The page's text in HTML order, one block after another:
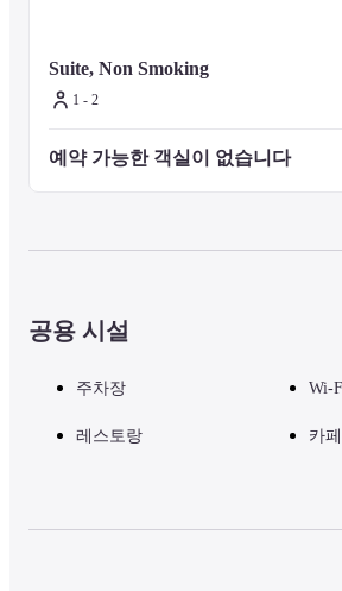
Suite, Non Smoking
1 - 2
예약 가능한 객실이 없습니다
공용 시설
주차장 Wi-
레스토랑 카